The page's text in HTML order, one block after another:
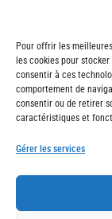
Pour offrir les
les cookies pour
consentir à ces
comportement de
consentir ou de retirer
caractéristiques et
Gérer les services
Téléphone : 079
Boutique et
Téléphone : 078
Atelier
Téléphone : 044
LifeRacer /